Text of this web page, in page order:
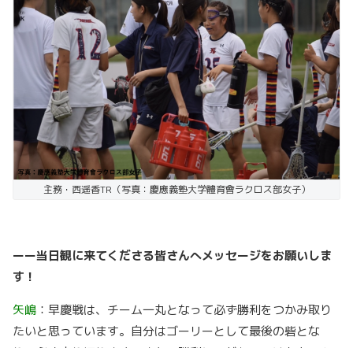
主務・西遥香TR（写真：慶應義塾大学體育會ラクロス部女子）
ーー当日観に来てくださる皆さんへメッセージをお願いしま
す！
矢嶋 ：早慶戦は、チーム一丸となって必ず勝利をつかみ取り
たいと思っています。自分はゴーリーとして最後の砦とな